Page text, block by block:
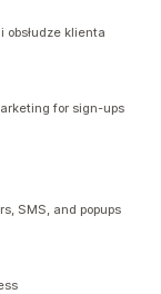
obsłudze klienta
for sign-ups
SMS, and popups